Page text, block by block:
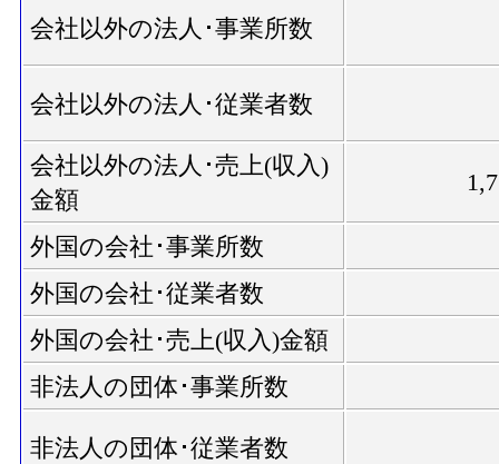
会社以外の法人･事業所数
会社以外の法人･従業者数
会社以外の法人･売上(収入)
金額
外国の会社･事業所数
外国の会社･従業者数
外国の会社･売上(収入)金額
非法人の団体･事業所数
非法人の団体･従業者数